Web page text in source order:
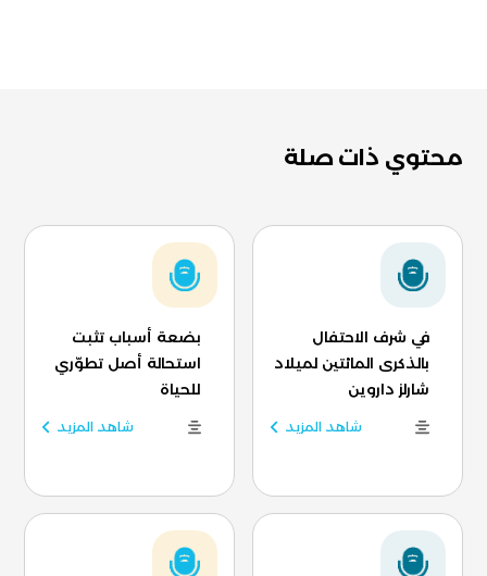
محتوي ذات صلة
في شرف الاحتفال
بالذكرى المائتين لميلاد
شارلز داروين
شاهد المزيد
بضعة أسباب تثبت
استحالة أصل تطوّري
للحياة
شاهد المزيد